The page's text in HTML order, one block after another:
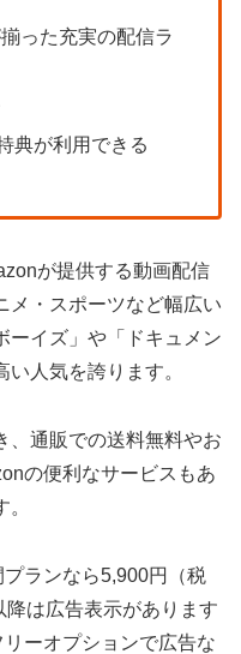
った充実の配信ラ
典が利用できる
が提供する動画配信
メ・スポーツなど幅広い
ーイズ」や「ドキュメン
人気を誇ります。
、通販での送料無料やお
の便利なサービスもあ
ランなら5,900円（税
は広告表示があります
ーオプションで広告な